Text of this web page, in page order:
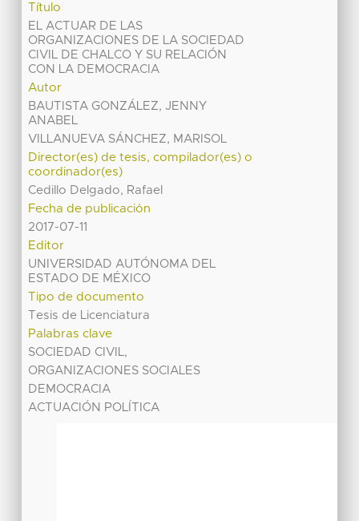
Título
EL ACTUAR DE LAS
ORGANIZACIONES DE LA SOCIEDAD
CIVIL DE CHALCO Y SU RELACIÓN
CON LA DEMOCRACIA
Autor
BAUTISTA GONZÁLEZ, JENNY
ANABEL
VILLANUEVA SÁNCHEZ, MARISOL
Director(es) de tesis, compilador(es) o
coordinador(es)
Cedillo Delgado, Rafael
Fecha de publicación
2017-07-11
Editor
UNIVERSIDAD AUTÓNOMA DEL
ESTADO DE MÉXICO
Tipo de documento
Tesis de Licenciatura
Palabras clave
SOCIEDAD CIVIL,
ORGANIZACIONES SOCIALES
DEMOCRACIA
ACTUACIÓN POLÍTICA